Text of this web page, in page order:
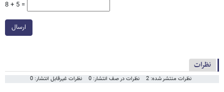
8 + 5 =
ارسال
نظرات
نظرات منتشر شده: 2 نظرات در صف انتشار: 0 نظرات غیرقابل انتشار: 0